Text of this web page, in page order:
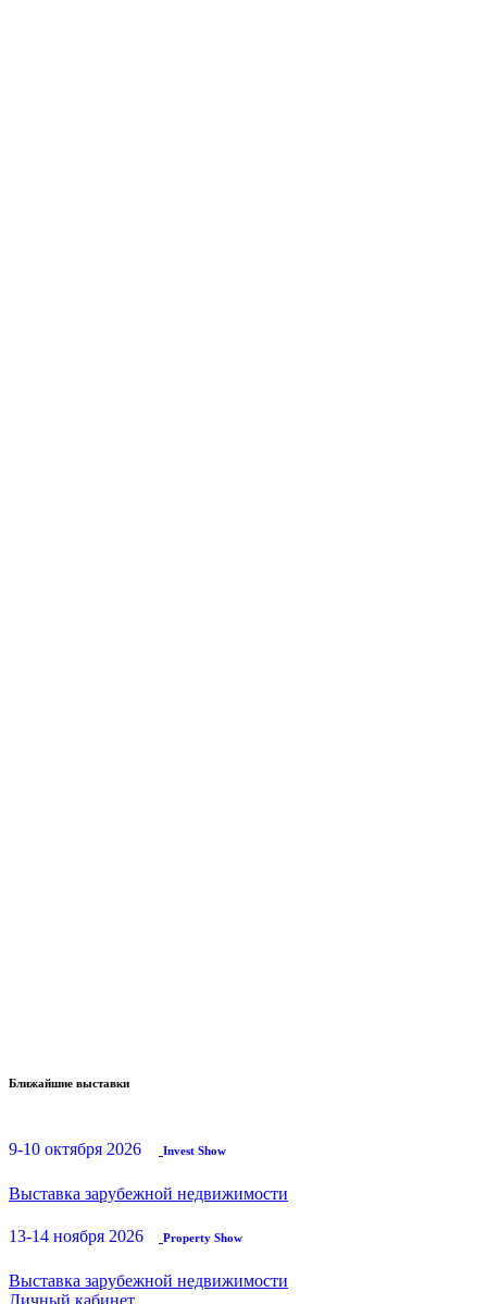
Ближайшие выставки
9-10 октября 2026 Invest Show
Выставка зарубежной недвижимости
13-14 ноября 2026 Property Show
Выставка зарубежной недвижимости